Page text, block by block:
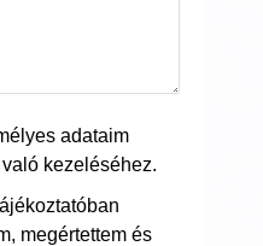
adataim
kezeléséhez.
megértettem és